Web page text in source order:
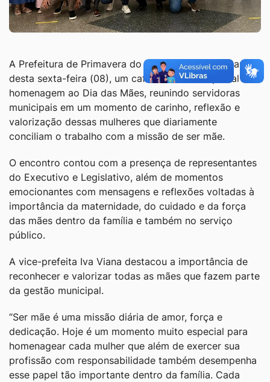
A Prefeitura de Primavera do Leste realizou na manhã
desta sexta-feira (08), um café da manhã especial em
homenagem ao Dia das Mães, reunindo servidoras
municipais em um momento de carinho, reflexão e
valorização dessas mulheres que diariamente
conciliam o trabalho com a missão de ser mãe.
O encontro contou com a presença de representantes
do Executivo e Legislativo, além de momentos
emocionantes com mensagens e reflexões voltadas à
importância da maternidade, do cuidado e da força
das mães dentro da família e também no serviço
público.
A vice-prefeita Iva Viana destacou a importância de
reconhecer e valorizar todas as mães que fazem parte
da gestão municipal.
“Ser mãe é uma missão diária de amor, força e
dedicação. Hoje é um momento muito especial para
homenagear cada mulher que além de exercer sua
profissão com responsabilidade também desempenha
esse papel tão importante dentro da família. Cada